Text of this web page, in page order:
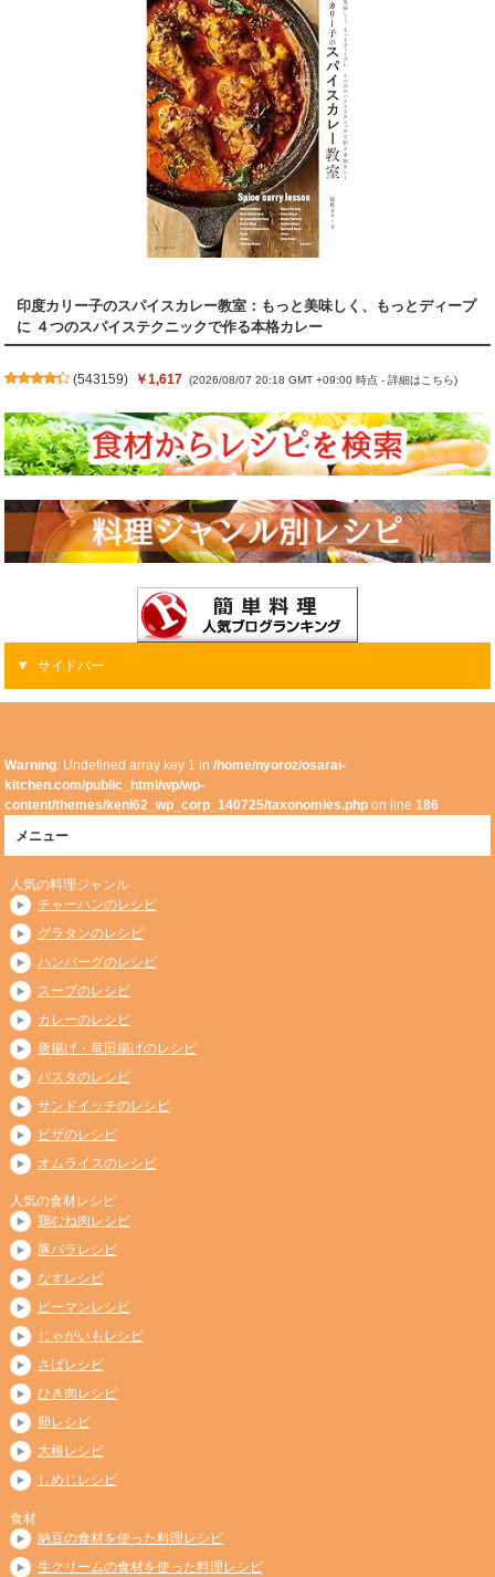
印度カリー子のスパイスカレー教室：もっと美味しく、もっとディープ
に ４つのスパイステクニックで作る本格カレー
(543159) ￥1,617 (2026/08/07 20:18 GMT +09:00 時点 -詳細はこちら)
サイドバー
Warning: Undefined array key 1 in/home/nyoroz/osarai-
kitchen.com/public_html/wp/wp-
content/themes/keni62_wp_corp_140725/taxonomies.php on line186
メニュー
人気の料理ジャンル
チャーハンのレシピ
グラタンのレシピ
ハンバーグのレシピ
スープのレシピ
カレーのレシピ
唐揚げ・竜田揚げのレシピ
パスタのレシピ
サンドイッチのレシピ
ピザのレシピ
オムライスのレシピ
人気の食材レシピ
鶏むね肉レシピ
豚バラレシピ
なすレシピ
ピーマンレシピ
じゃがいもレシピ
さばレシピ
ひき肉レシピ
卵レシピ
大根レシピ
しめじレシピ
食材
納豆の食材を使った料理レシピ
生クリームの食材を使った料理レシピ